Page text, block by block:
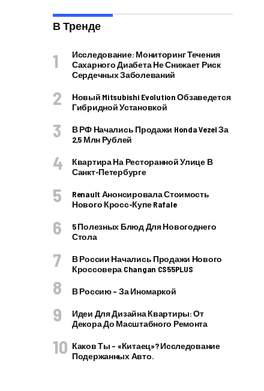
В Тренде
Исследование: Мониторинг Течения
Сахарного Диабета Не Снижает Риск
Сердечных Заболеваний
Новый Mitsubishi Evolution Обзаведется
Гибридной Установкой
В РФ Начались Продажи Honda Vezel За
2,5 Млн Рублей
Квартира На Ресторанной Улице В
Санкт-Петербурге
Renault Анонсировала Стоимость
Нового Кросс-Купе Rafale
5 Полезных Блюд Для Новогоднего
Стола
В России Начались Продажи Нового
Кроссовера Changan CS55PLUS
В Россию – За Иномаркой
Идеи Для Дизайна Квартиры: От
Декора До Масштабного Ремонта
Каков Ты – «китаец»? Исследование
Подержанных Авто.